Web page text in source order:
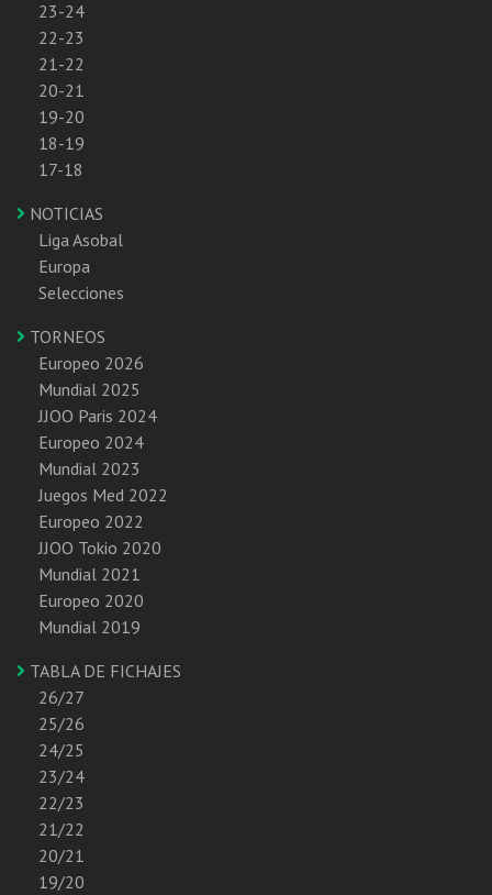
23-24
22-23
21-22
20-21
19-20
18-19
17-18
NOTICIAS
Liga Asobal
Europa
Selecciones
TORNEOS
Europeo 2026
Mundial 2025
JJOO Paris 2024
Europeo 2024
Mundial 2023
Juegos Med 2022
Europeo 2022
JJOO Tokio 2020
Mundial 2021
Europeo 2020
Mundial 2019
TABLA DE FICHAJES
26/27
25/26
24/25
23/24
22/23
21/22
20/21
19/20